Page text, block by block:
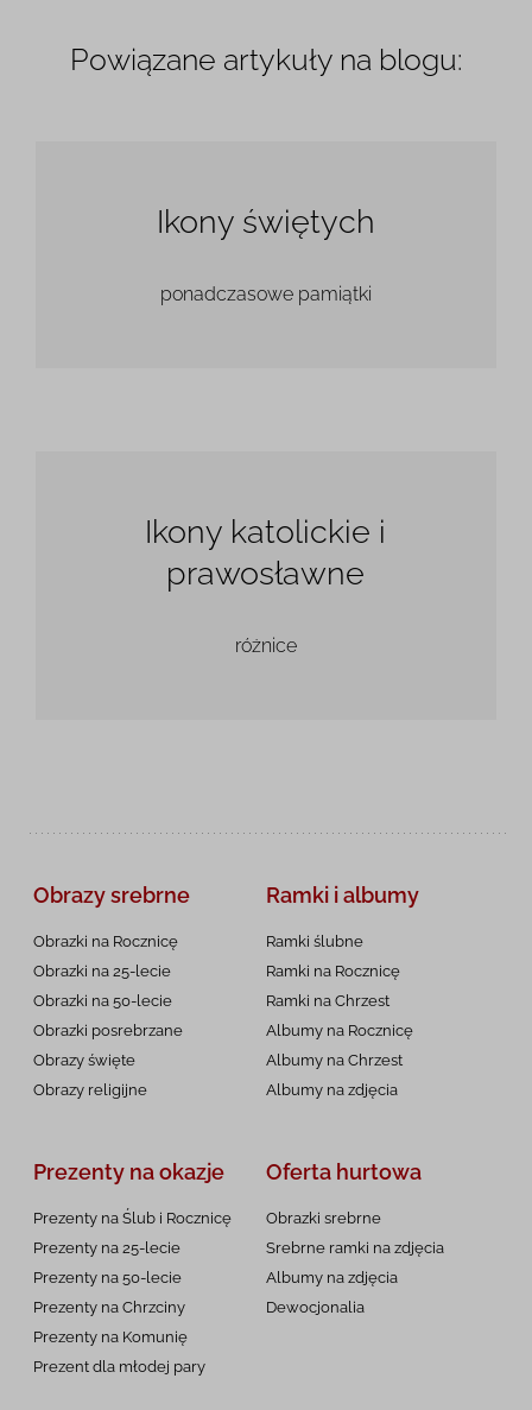
Powiązane artykuły na blogu:
Ikony świętych
ponadczasowe pamiątki
Ikony katolickie i
prawosławne
różnice
Obrazy srebrne
Obrazki na Rocznicę
Obrazki na 25-lecie
Obrazki na 50-lecie
Obrazki posrebrzane
Obrazy święte
Obrazy religijne
Ramki i albumy
Ramki ślubne
Ramki na Rocznicę
Ramki na Chrzest
Albumy na Rocznicę
Albumy na Chrzest
Albumy na zdjęcia
Prezenty na okazje
Prezenty na Ślub i Rocznicę
Prezenty na 25-lecie
Prezenty na 50-lecie
Prezenty na Chrzciny
Prezenty na Komunię
Prezent dla młodej pary
Oferta hurtowa
Obrazki srebrne
Srebrne ramki na zdjęcia
Albumy na zdjęcia
Dewocjonalia